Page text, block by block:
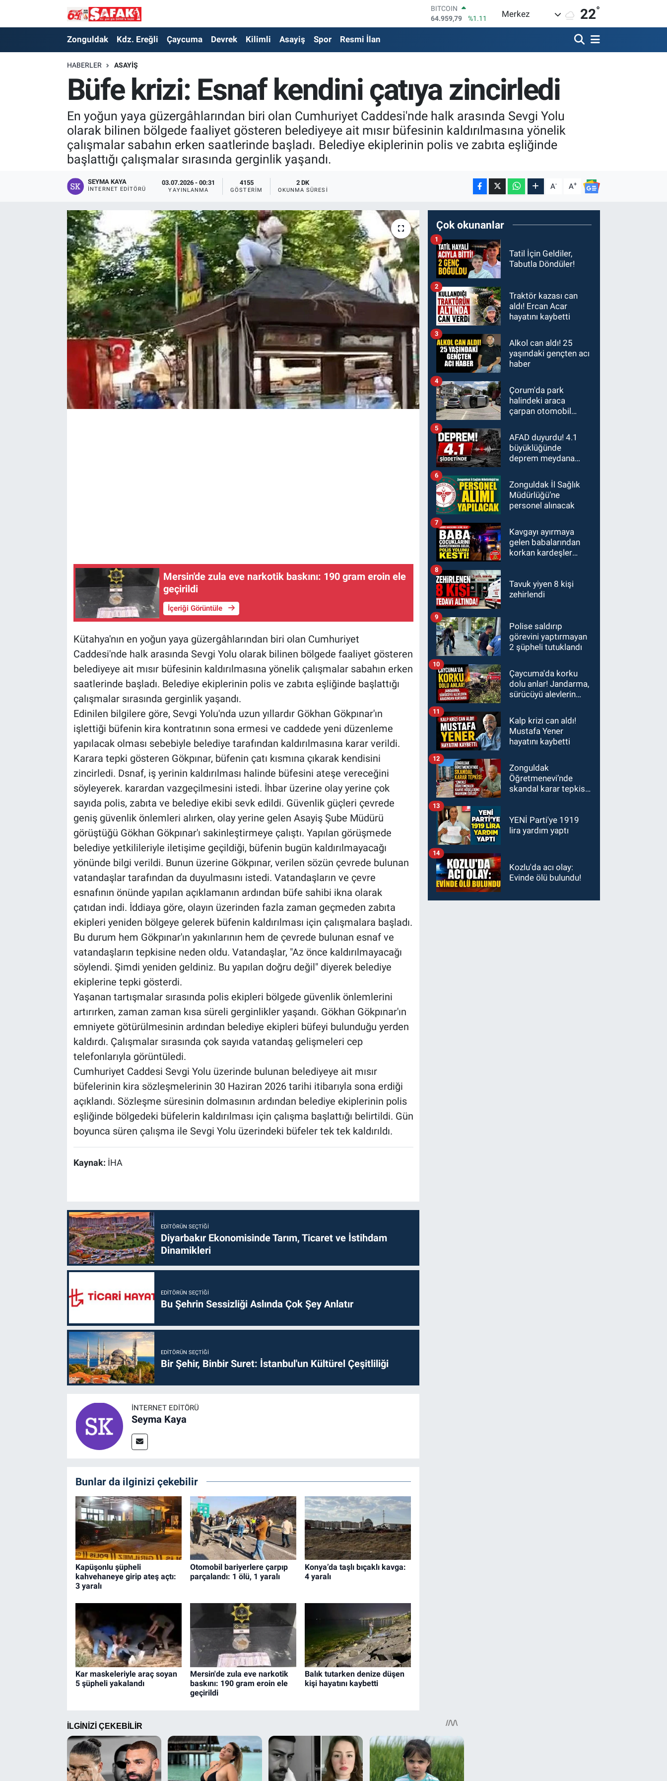
DOLAR
47,7436
%0.18
EURO
%0.03
BİST100
13.779
%-14
64.959,79
%1.11
Merkez 22°
Zonguldak Kdz. Ereğli Çaycuma Devrek Kilimli Asayiş Spor Resmi İlan
HABERLER ASAYIŞ
Büfe krizi: Esnaf kendini çatıya zincirledi
En yoğun yaya güzergâhlarından biri olan Cumhuriyet Caddesi'nde halk arasında Sevgi Yolu
olarak bilinen bölgede faaliyet gösteren belediyeye ait mısır büfesinin kaldırılmasına yönelik
çalışmalar sabahın erken saatlerinde başladı. Belediye ekiplerinin polis ve zabıta eşliğinde
başlattığı çalışmalar sırasında gerginlik yaşandı.
SEYMA KAYA
İNTERNET EDITÖRÜ
03.07.2026 - 00:31
YAYINLANMA
4155
GÖSTERIM
2 DK
OKUNMA SÜRESI A- A+
Mersin'de zula eve narkotik baskını: 190 gram eroin ele
geçirildi
İçeriği Görüntüle
Kütahya'nın en yoğun yaya güzergâhlarından biri olan Cumhuriyet
Caddesi'nde halk arasında Sevgi Yolu olarak bilinen bölgede faaliyet gösteren
belediyeye ait mısır büfesinin kaldırılmasına yönelik çalışmalar sabahın erken
saatlerinde başladı. Belediye ekiplerinin polis ve zabıta eşliğinde başlattığı
çalışmalar sırasında gerginlik yaşandı.
Edinilen bilgilere göre, Sevgi Yolu'nda uzun yıllardır Gökhan Gökpınar'ın
işlettiği büfenin kira kontratının sona ermesi ve caddede yeni düzenleme
yapılacak olması sebebiyle belediye tarafından kaldırılmasına karar verildi.
Karara tepki gösteren Gökpınar, büfenin çatı kısmına çıkarak kendisini
zincirledi. Dsnaf, iş yerinin kaldırılması halinde büfesini ateşe vereceğini
söyleyerek. karardan vazgeçilmesini istedi. İhbar üzerine olay yerine çok
sayıda polis, zabıta ve belediye ekibi sevk edildi. Güvenlik güçleri çevrede
geniş güvenlik önlemleri alırken, olay yerine gelen Asayiş Şube Müdürü
görüştüğü Gökhan Gökpınar'ı sakinleştirmeye çalıştı. Yapılan görüşmede
belediye yetkilileriyle iletişime geçildiği, büfenin bugün kaldırılmayacağı
yönünde bilgi verildi. Bunun üzerine Gökpınar, verilen sözün çevrede bulunan
vatandaşlar tarafından da duyulmasını istedi. Vatandaşların ve çevre
esnafının önünde yapılan açıklamanın ardından büfe sahibi ikna olarak
çatıdan indi. İddiaya göre, olayın üzerinden fazla zaman geçmeden zabıta
ekipleri yeniden bölgeye gelerek büfenin kaldırılması için çalışmalara başladı.
Bu durum hem Gökpınar'ın yakınlarının hem de çevrede bulunan esnaf ve
vatandaşların tepkisine neden oldu. Vatandaşlar, "Az önce kaldırılmayacağı
söylendi. Şimdi yeniden geldiniz. Bu yapılan doğru değil" diyerek belediye
ekiplerine tepki gösterdi.
Yaşanan tartışmalar sırasında polis ekipleri bölgede güvenlik önlemlerini
artırırken, zaman zaman kısa süreli gerginlikler yaşandı. Gökhan Gökpınar'ın
emniyete götürülmesinin ardından belediye ekipleri büfeyi bulunduğu yerden
kaldırdı. Çalışmalar sırasında çok sayıda vatandaş gelişmeleri cep
telefonlarıyla görüntüledi.
Cumhuriyet Caddesi Sevgi Yolu üzerinde bulunan belediyeye ait mısır
büfelerinin kira sözleşmelerinin 30 Haziran 2026 tarihi itibarıyla sona erdiği
açıklandı. Sözleşme süresinin dolmasının ardından belediye ekiplerinin polis
eşliğinde bölgedeki büfelerin kaldırılması için çalışma başlattığı belirtildi. Gün
boyunca süren çalışma ile Sevgi Yolu üzerindeki büfeler tek tek kaldırıldı.
Kaynak: İHA
EDITÖRÜN SEÇTIĞI
Diyarbakır Ekonomisinde Tarım, Ticaret ve İstihdam
Dinamikleri
EDITÖRÜN SEÇTIĞI
Bu Şehrin Sessizliği Aslında Çok Şey Anlatır
EDITÖRÜN SEÇTIĞI
Bir Şehir, Binbir Suret: İstanbul'un Kültürel Çeşitliliği
İNTERNET EDITÖRÜ
Seyma Kaya
Bunlar da ilginizi çekebilir
Kapüşonlu şüpheli
kahvehaneye girip ateş açtı:
3 yaralı
Otomobil bariyerlere çarpıp
parçalandı: 1 ölü, 1 yaralı
Konya’da taşlı bıçaklı kavga:
4 yaralı
Kar maskeleriyle araç soyan
5 şüpheli yakalandı
Mersin'de zula eve narkotik
baskını: 190 gram eroin ele
geçirildi
Balık tutarken denize düşen
kişi hayatını kaybetti
Çok okunanlar
Tatil İçin Geldiler,
Tabutla Döndüler!
1
Traktör kazası can
aldı! Ercan Acar
hayatını kaybetti
2
Alkol can aldı! 25
yaşındaki gençten acı
haber
3
Çorum'da park
halindeki araca
çarpan otomobil
4
AFAD duyurdu! 4.1
büyüklüğünde
deprem meydana
5
Zonguldak İl Sağlık
Müdürlüğü’ne
personel alınacak
6
Kavgayı ayırmaya
gelen babalarından
korkan kardeşler
7
Tavuk yiyen 8 kişi
zehirlendi
8
Polise saldırıp
görevini yaptırmayan
2 şüpheli tutuklandı
9
Çaycuma'da korku
dolu anlar! Jandarma,
sürücüyü alevlerin
10
Kalp krizi can aldı!
Mustafa Yener
hayatını kaybetti
11
Zonguldak
Öğretmenevi’nde
skandal karar tepkisi:
mahkum edildi!"
12
YENİ Parti'ye 1919
lira yardım yaptı
13
Kozlu'da acı olay:
Evinde ölü bulundu!
14
Zonguldak
Kdz. Ereğli
Resmi İlan
Zonguldak Nöbetçi Eczaneler
Zonguldak Hava Durumu
Zonguldak Namaz Vakitleri
Zonguldak Trafik Yoğunluk Haritası
Süper Lig Puan Durumu ve Fikstür
Tüm Manşetler
Son Dakika Haberleri
Haber Arşivi